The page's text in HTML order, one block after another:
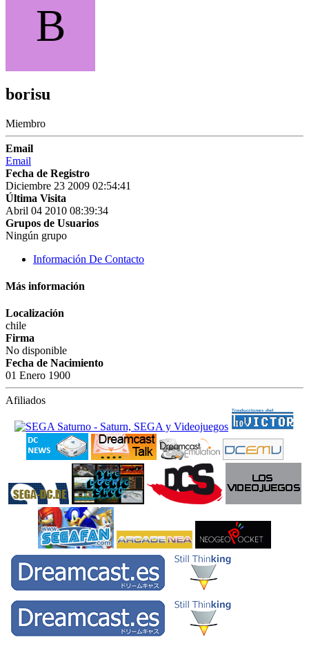
B
borisu
Miembro
Email
Email
Fecha de Registro
Diciembre 23 2009 02:54:41
Última Visita
Abril 04 2010 08:39:34
Grupos de Usuarios
Ningún grupo
Información De Contacto
Más información
Localización
chile
Firma
No disponible
Fecha de Nacimiento
01 Enero 1900
Afiliados